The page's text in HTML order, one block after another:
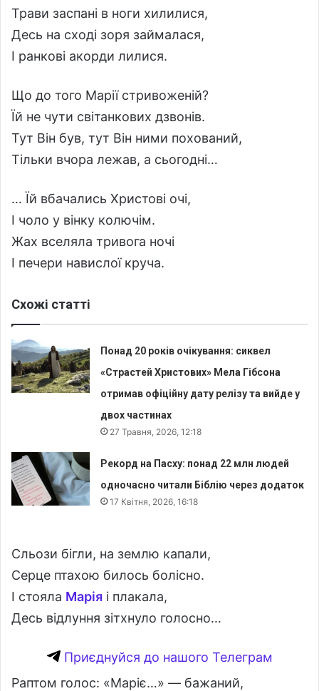
Трави заспані в ноги хилилися,
Десь на сході зоря займалася,
І ранкові акорди лилися.
Що до того Марії стривоженій?
Їй не чути світанкових дзвонів.
Тут Він був, тут Він ними похований,
Тільки вчора лежав, а сьогодні…
… Їй вбачались Христові очі,
І чоло у вінку колючім.
Жах вселяла тривога ночі
І печери навислої круча.
Схожі статті
Понад 20 років очікування: сиквел
«Страстей Христових» Мела Гібсона
отримав офіційну дату релізу та вийде у
двох частинах
27 Травня, 2026, 12:18
Рекорд на Пасху: понад 22 млн людей
одночасно читали Біблію через додаток
17 Квітня, 2026, 16:18
Сльози бігли, на землю капали,
Серце птахою билось болісно.
І стояла Марія і плакала,
Десь відлуння зітхнуло голосно…
Приєднуйся до нашого Телеграм
Раптом голос: «Маріє…» — бажаний,